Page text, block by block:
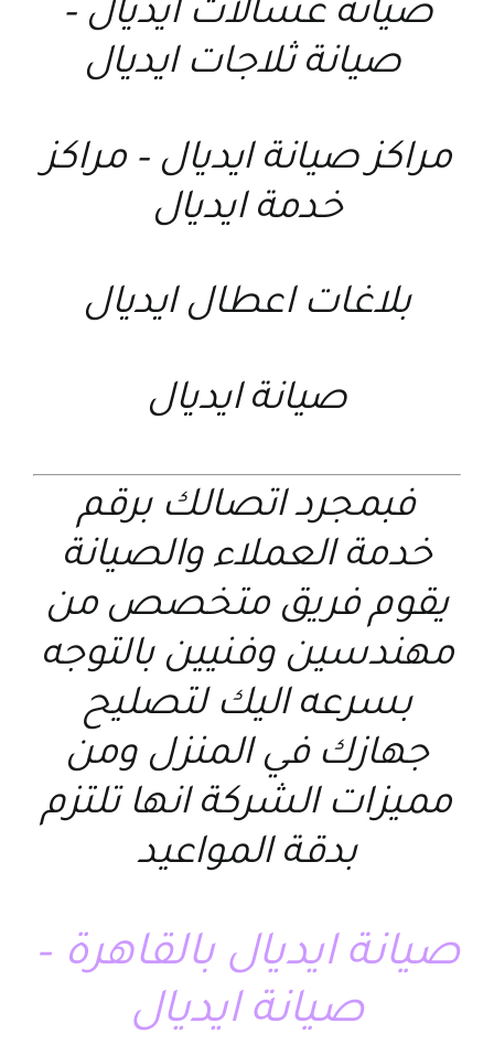
صيانة غسالات ايديال –
صيانة ثلاجات ايديال
مراكز صيانة ايديال –مراكز
خدمة ايديال
بلاغات اعطال ايديال
صيانة ايديال
فبمجرد اتصالك برقم
خدمة العملاء والصيانة
يقوم فريق متخصص من
مهندسين وفنيين بالتوجه
بسرعه اليك لتصليح
جهازك في المنزل ومن
مميزات الشركة انها تلتزم
بدقة المواعيد
صيانة ايديال بالقاهرة –
صيانة ايديال